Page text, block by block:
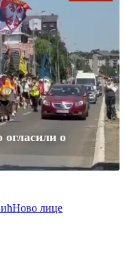
огласили о
Ново лице